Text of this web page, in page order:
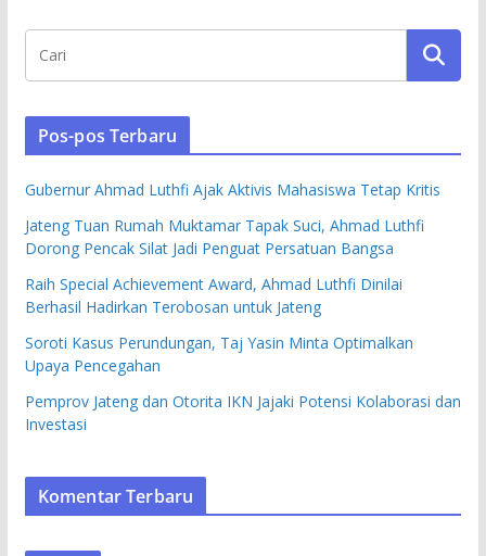
Pos-pos Terbaru
Gubernur Ahmad Luthfi Ajak Aktivis Mahasiswa Tetap Kritis
Jateng Tuan Rumah Muktamar Tapak Suci, Ahmad Luthfi
Dorong Pencak Silat Jadi Penguat Persatuan Bangsa
Raih Special Achievement Award, Ahmad Luthfi Dinilai
Berhasil Hadirkan Terobosan untuk Jateng
Soroti Kasus Perundungan, Taj Yasin Minta Optimalkan
Upaya Pencegahan
Pemprov Jateng dan Otorita IKN Jajaki Potensi Kolaborasi dan
Investasi
Komentar Terbaru